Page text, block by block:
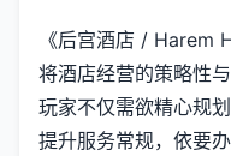
《后宫酒店 / Harem
将酒店经营的策略性
玩家不仅需欲精心规
提升服务常规，依要